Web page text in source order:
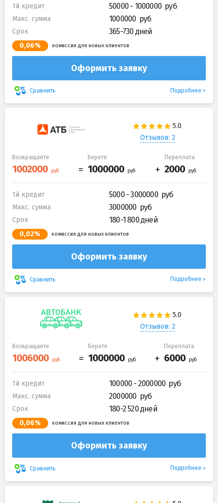
1й кредит 50000 - 1000000
Макс. сумма 1000000
Срок 365-730 дней
0,06% комиссия для новых клиентов
Оформить заявку
Сравнить Подробнее
Отзывов: 2
Возвращаете Берете Переплата
1й кредит 5000 - 3000000
Макс. сумма 3000000
Срок 180-1 800 дней
0,02% комиссия для новых клиентов
Оформить заявку
Сравнить Подробнее
Отзывов: 2
Возвращаете Берете Переплата
1й кредит 100000 - 2000000
Макс. сумма 2000000
Срок 180-2 520 дней
0,06% комиссия для новых клиентов
Оформить заявку
Сравнить Подробнее